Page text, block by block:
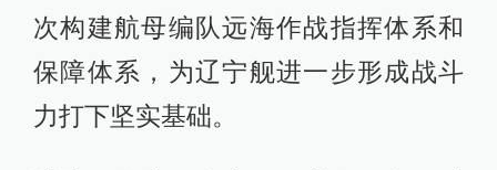
次构建航母编队远海作战指挥体系和
保障体系，为辽宁舰进一步形成战斗
力打下坚实基础。